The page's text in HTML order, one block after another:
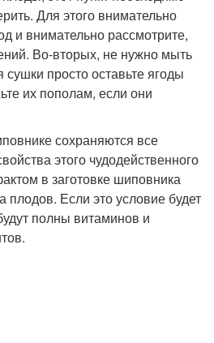
Для этого внимательно
и внимательно рассмотрите,
Во-вторых, не нужно мыть
просто оставьте ягоды
их пополам, если они
сохраняются все
этого чудодейственного
в заготовке шиповника
плодов. Если это условие будет
полны витаминов и